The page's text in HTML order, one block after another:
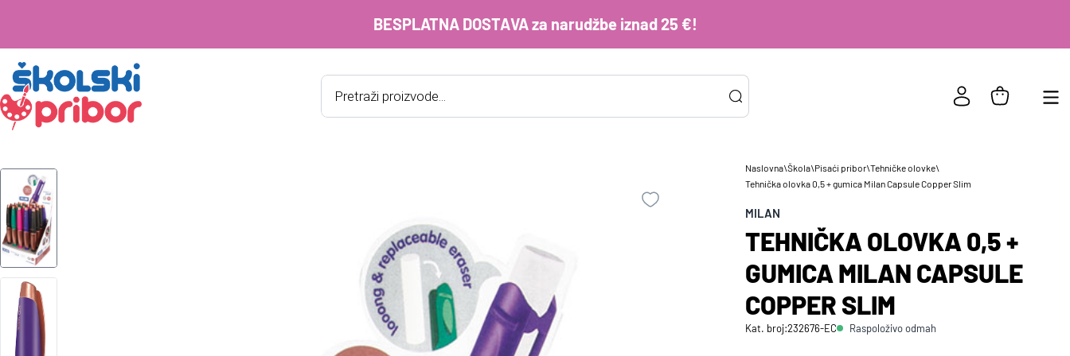
BESPLATNA DOSTAVA za narudžbe iznad 25 €!
Products
search
PRIJAVA POSTOJEĆIH KORISNIKA
korisničko
Zapamti me na ovom uređaju
Naslovna\Škola\Pisaći pribor\Tehničke olovke\
Tehnička olovka 0,5 + gumica Milan Capsule Copper Slim
MILAN
TEHNIČKA OLOVKA 0,5 +
GUMICA MILAN CAPSULE
COPPER SLIM
Kat. broj:232676-EC Raspoloživo odmah